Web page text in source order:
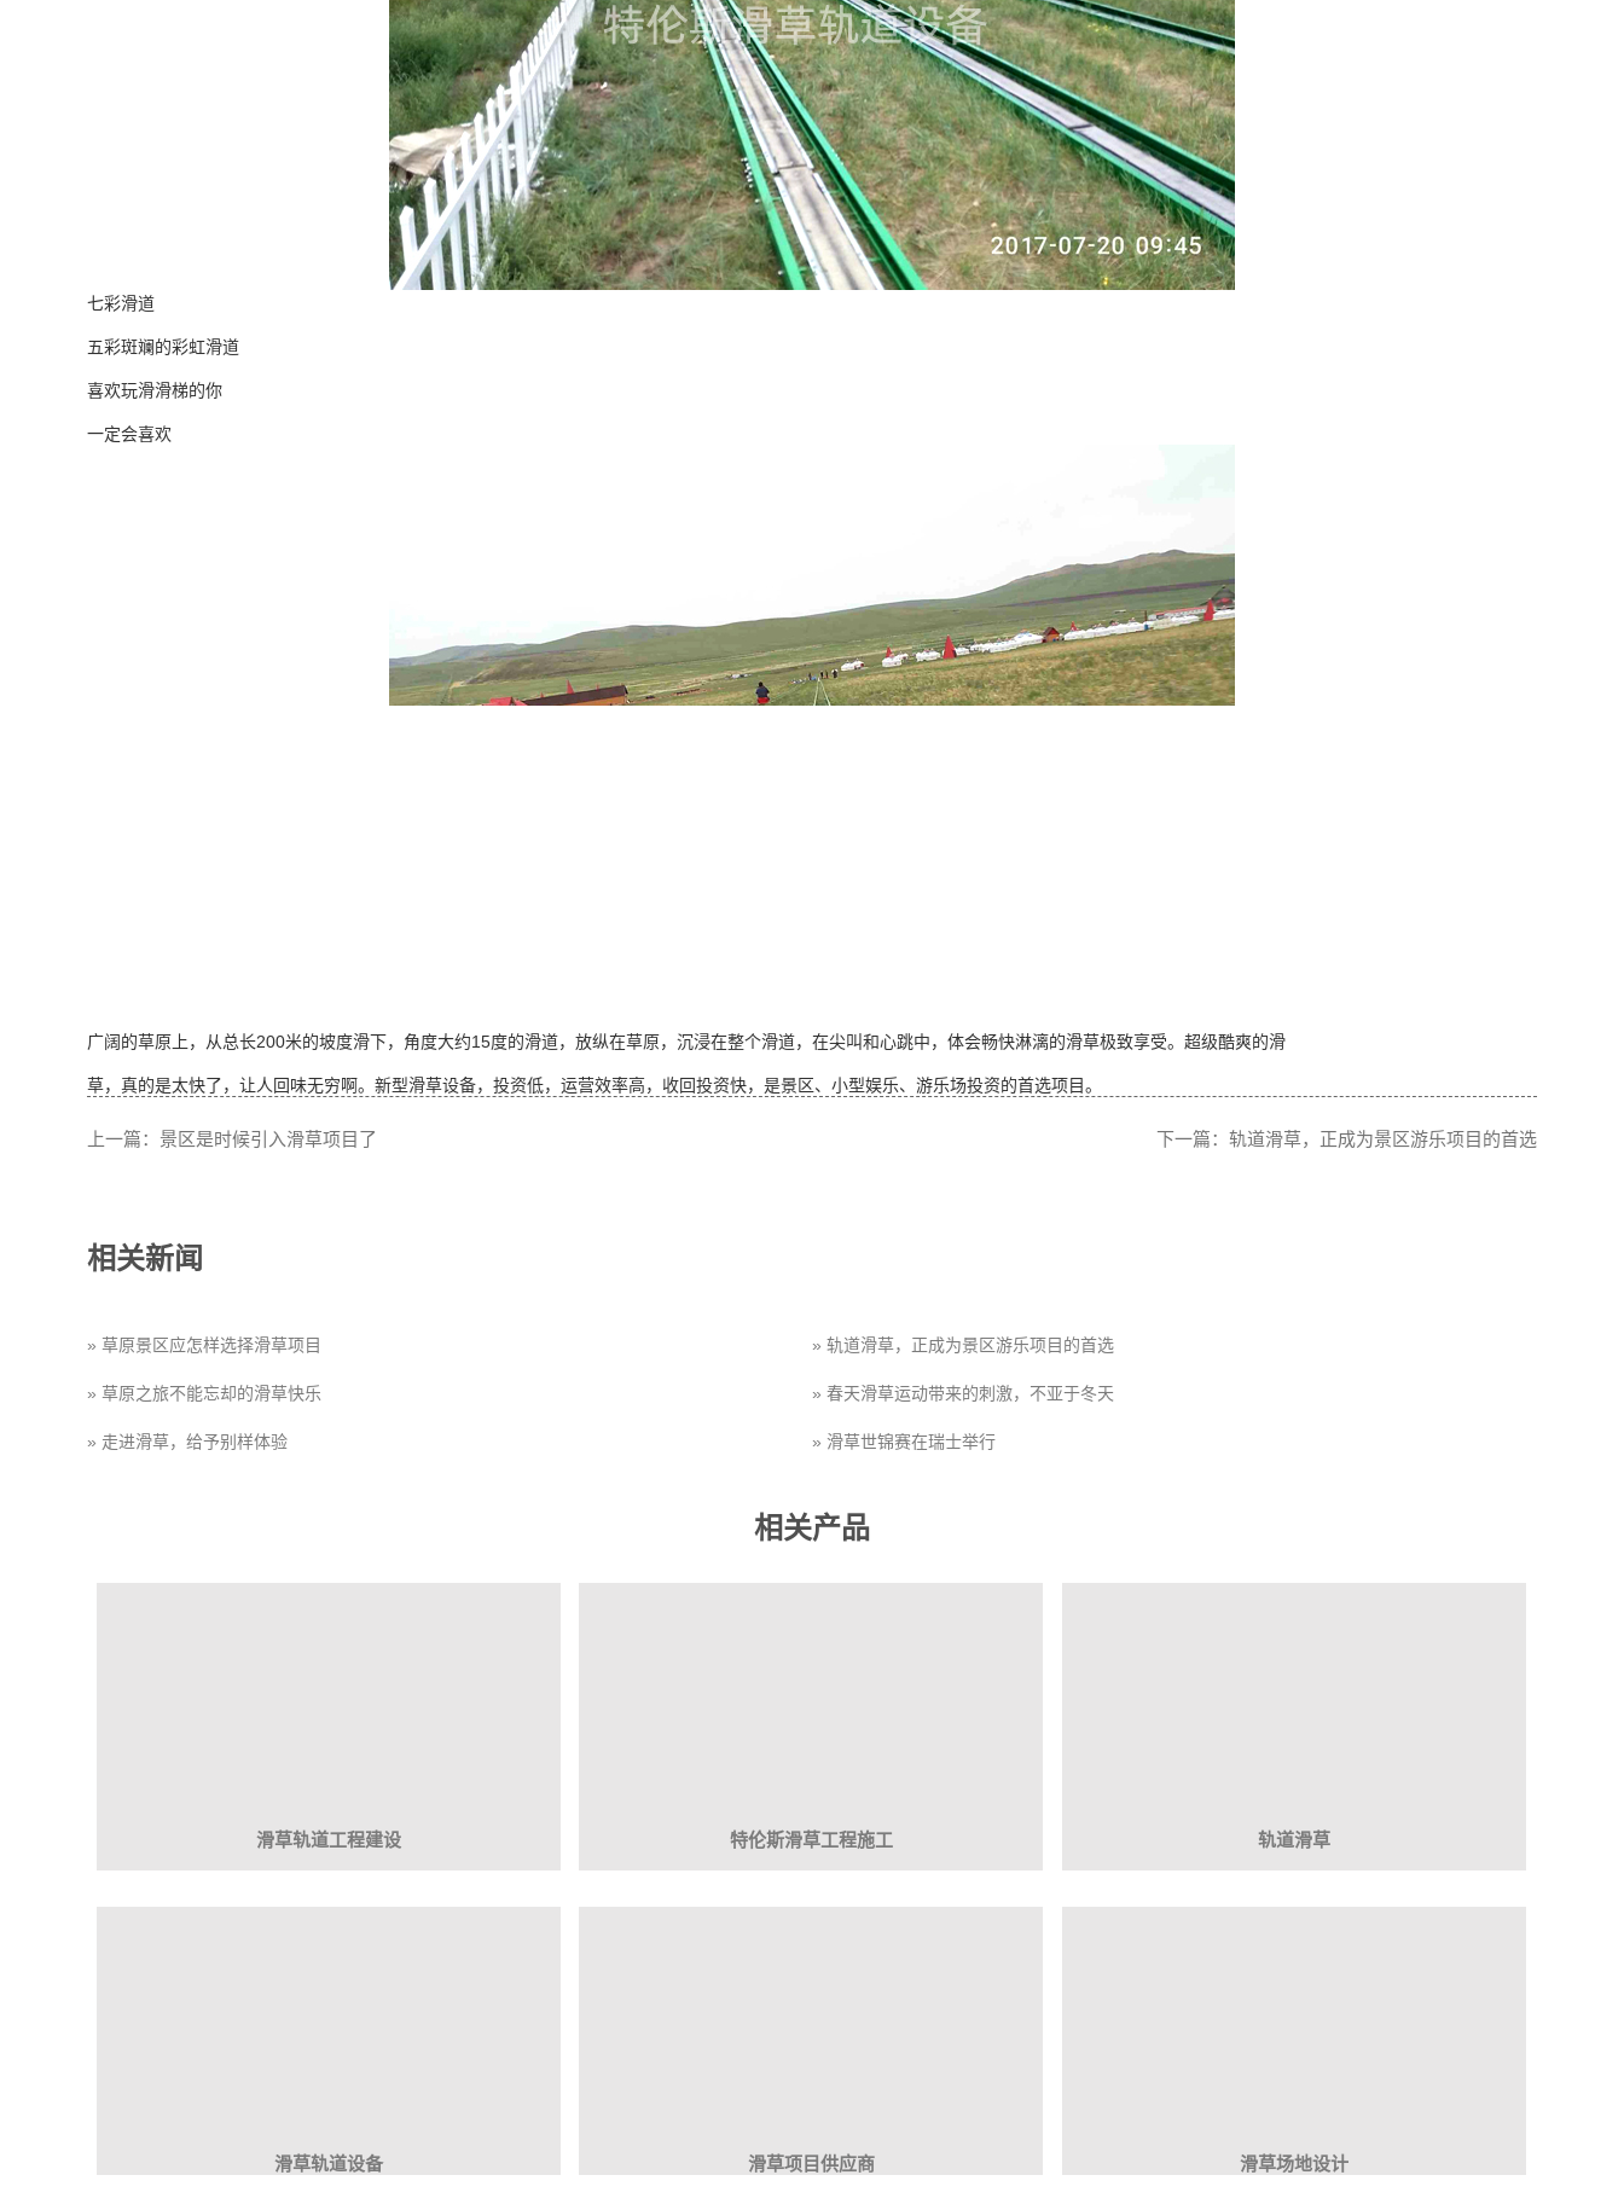
七彩滑道
五彩斑斓的彩虹滑道
喜欢玩滑滑梯的你
一定会喜欢
广阔的草原上，从总长200米的坡度滑下，角度大约15度的滑道，放纵在草原，沉浸在整个滑道，在尖叫和心跳中，体会畅快淋漓的滑草极致享受。超级酷爽的滑
草，真的是太快了，让人回味无穷啊。新型滑草设备，投资低，运营效率高，收回投资快，是景区、小型娱乐、游乐场投资的首选项目。
上一篇： 景区是时候引入滑草项目了 下一篇： 轨道滑草，正成为景区游乐项目的首选
相关新闻
» 草原景区应怎样选择滑草项目 » 轨道滑草，正成为景区游乐项目的首选
» 草原之旅不能忘却的滑草快乐 » 春天滑草运动带来的刺激，不亚于冬天
» 走进滑草，给予别样体验 » 滑草世锦赛在瑞士举行
» 走进滑草，给予别样体验
» 轨道滑草，正成为景区游乐项目的首选 » 草原之旅不能忘却的滑草快乐
» 到呼伦贝尔旅游，滑草必不可少 » 滑草世锦赛在瑞士举行
» 第十四届全国冬季运动会跳台滑草/ » 新型滑草轨道设备-无动力滑草车推
相关产品
滑草轨道工程建设 特伦斯滑草工程施工 轨道滑草
滑草轨道设备 滑草项目供应商 滑草场地设计